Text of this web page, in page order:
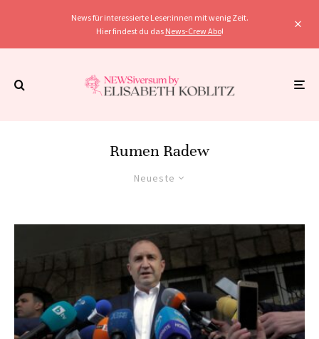
News für interessierte Leser:innen mit wenig Zeit.
Hier findest du das News-Crew Abo!
Rumen Radew
Neueste